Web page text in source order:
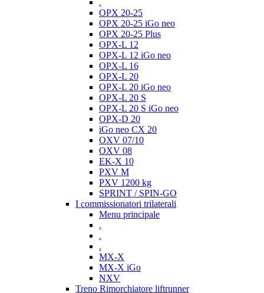
.
OPX 20-25
OPX 20-25 iGo neo
OPX 20-25 Plus
OPX-L 12
OPX-L 12 iGo neo
OPX-L 16
OPX-L 20
OPX-L 20 iGo neo
OPX-L 20 S
OPX-L 20 S iGo neo
OPX-D 20
iGo neo CX 20
OXV 07/10
OXV 08
EK-X 10
PXV M
PXV 1200 kg
SPRINT / SPIN-GO
I commissionatori trilaterali
Menu principale
.
.
.
MX-X
MX-X iGo
NXV
Treno Rimorchiatore liftrunner